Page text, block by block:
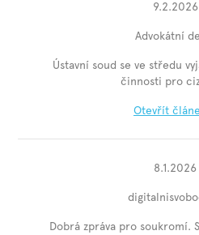
9.2.2026
Advokátní
Ústavní soud se ve středu
činnosti pro
Otevřít
8.1.2026
Dobrá zpráva pro soukromí.